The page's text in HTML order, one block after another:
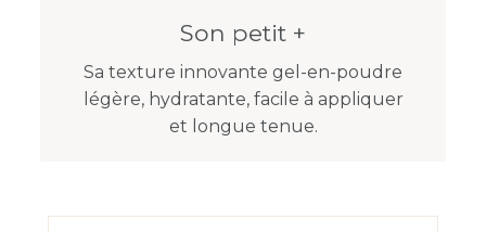
Son petit +
Sa texture innovante gel-en-poudre
légère, hydratante, facile à appliquer
et longue tenue.